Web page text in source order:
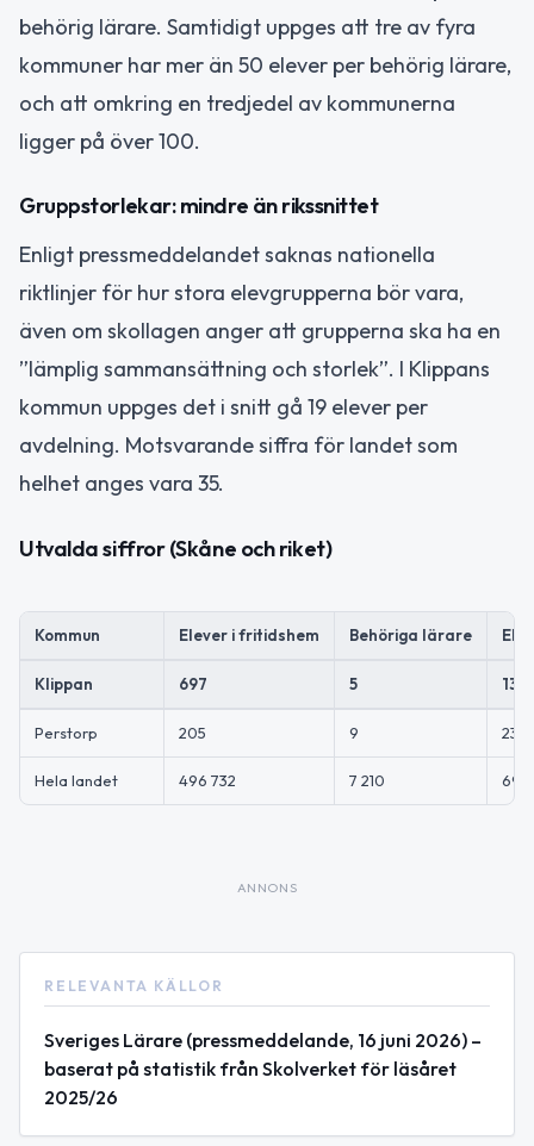
behörig lärare. Samtidigt uppges att tre av fyra
kommuner har mer än 50 elever per behörig lärare,
och att omkring en tredjedel av kommunerna
ligger på över 100.
Gruppstorlekar: mindre än rikssnittet
Enligt pressmeddelandet saknas nationella
riktlinjer för hur stora elevgrupperna bör vara,
även om skollagen anger att grupperna ska ha en
”lämplig sammansättning och storlek”. I Klippans
kommun uppges det i snitt gå 19 elever per
avdelning. Motsvarande siffra för landet som
helhet anges vara 35.
Utvalda siffror (Skåne och riket)
Kommun Elever i fritidshem Behöriga lärare
Klippan 697 5 139
Perstorp 205 9 23
Hela landet 496 732 7 210 69
ANNONS
RELEVANTA KÄLLOR
Sveriges Lärare (pressmeddelande, 16 juni 2026) –
baserat på statistik från Skolverket för läsåret
2025/26